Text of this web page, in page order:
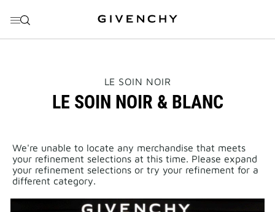
ПЕРЕЙТИ К ПОИСКУ
THIS
WILL
OPEN
LE SOIN NOIR
LE SOIN NOIR & BLANC
We're unable to locate any merchandise that meets
your refinement selections at this time. Please expand
your refinement selections or try your refinement for a
different category.